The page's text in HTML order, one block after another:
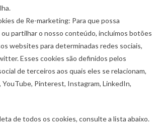
de Re-marketing: Para que possa
partilhar o nosso conteúdo, incluímos botões
websites para determinadas redes sociais,
Esses cookies são definidos pelos
de terceiros aos quais eles se relacionam,
YouTube, Pinterest, Instagram, LinkedIn,
de todos os cookies, consulte a lista abaixo.